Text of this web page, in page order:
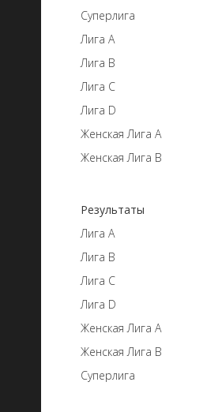
Суперлига
Лига A
Лига B
Лига C
Лига D
Женская Лига А
Женская Лига B
Результаты
Лига A
Лига B
Лига C
Лига D
Женская Лига А
Женская Лига B
Суперлига